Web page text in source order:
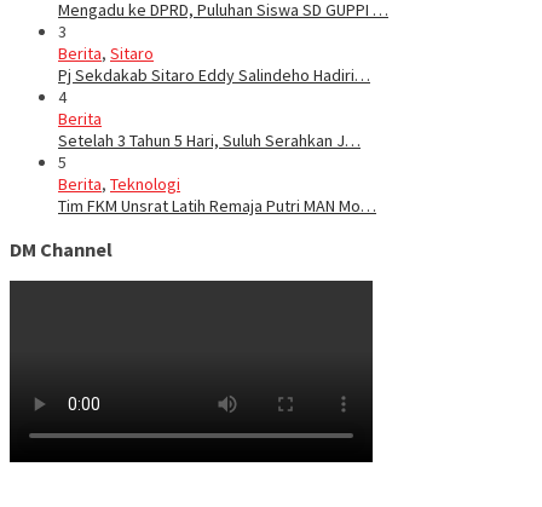
Mengadu ke DPRD, Puluhan Siswa SD GUPPI …
3
Berita, Sitaro
Pj Sekdakab Sitaro Eddy Salindeho Hadiri…
4
Berita
Setelah 3 Tahun 5 Hari, Suluh Serahkan J…
5
Berita, Teknologi
Tim FKM Unsrat Latih Remaja Putri MAN Mo…
DM Channel